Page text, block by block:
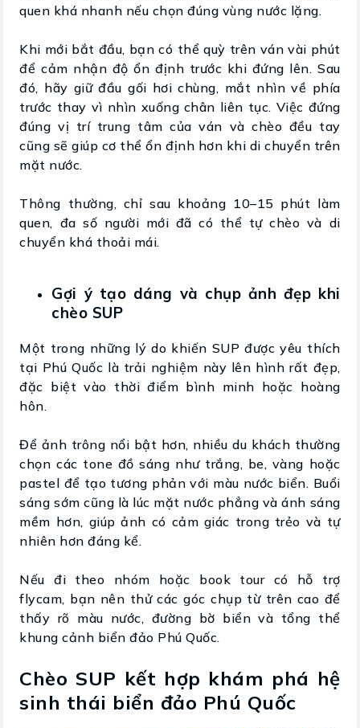
quen khá nhanh nếu chọn đúng vùng nước lặng.
Khi mới bắt đầu, bạn có thể quỳ trên ván vài phút
để cảm nhận độ ổn định trước khi đứng lên. Sau
đó, hãy giữ đầu gối hơi chùng, mắt nhìn về phía
trước thay vì nhìn xuống chân liên tục. Việc đứng
đúng vị trí trung tâm của ván và chèo đều tay
cũng sẽ giúp cơ thể ổn định hơn khi di chuyển trên
mặt nước.
Thông thường, chỉ sau khoảng 10–15 phút làm
quen, đa số người mới đã có thể tự chèo và di
chuyển khá thoải mái.
Gợi ý tạo dáng và chụp ảnh đẹp khi
chèo SUP
Một trong những lý do khiến SUP được yêu thích
tại Phú Quốc là trải nghiệm này lên hình rất đẹp,
đặc biệt vào thời điểm bình minh hoặc hoàng
hôn.
Để ảnh trông nổi bật hơn, nhiều du khách thường
chọn các tone đồ sáng như trắng, be, vàng hoặc
pastel để tạo tương phản với màu nước biển. Buổi
sáng sớm cũng là lúc mặt nước phẳng và ánh sáng
mềm hơn, giúp ảnh có cảm giác trong trẻo và tự
nhiên hơn đáng kể.
Nếu đi theo nhóm hoặc book tour có hỗ trợ
flycam, bạn nên thử các góc chụp từ trên cao để
thấy rõ màu nước, đường bờ biển và tổng thể
khung cảnh biển đảo Phú Quốc.
Chèo SUP kết hợp khám phá hệ
sinh thái biển đảo Phú Quốc